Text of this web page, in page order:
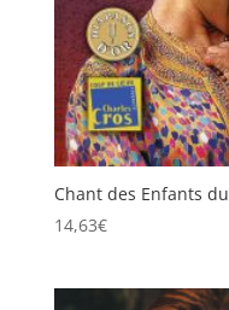
Chant des Enfants
14,63€